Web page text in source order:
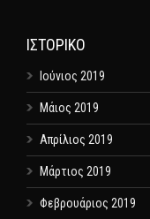
ΙΣΤΟΡΙΚΌ
Ιούνιος 2019
Μάιος 2019
Απρίλιος 2019
Μάρτιος 2019
Φεβρουάριος 2019